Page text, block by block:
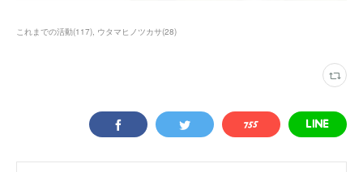
これまでの活動(117) ウタマヒノツカサ(28)